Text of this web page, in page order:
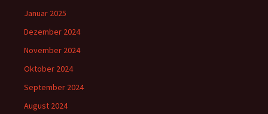
Januar 2025
Dezember 2024
November 2024
Oktober 2024
September 2024
August 2024